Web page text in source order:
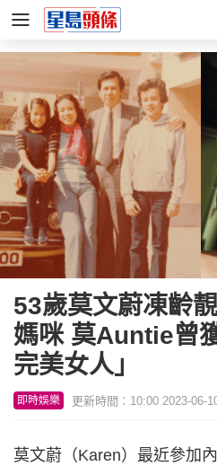
53歲莫文蔚凍齡
媽咪 莫Auntie曾
完美女人」
即時娛樂 更新時間：10:00 2023-06-
莫文蔚（Karen）最近參加